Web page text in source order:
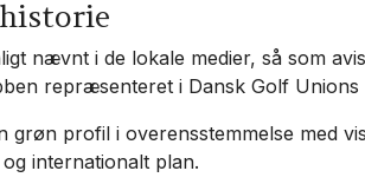
nævnt i de lokale medier, så som
repræsenteret i Dansk Golf Unions
grøn profil i overensstemmelse med
internationalt plan.